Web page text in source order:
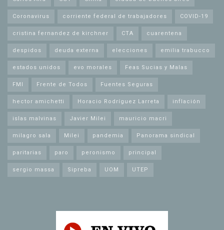
Coronavirus corriente federal de trabajadores COVID-19
cristina fernandez de kirchner CTA cuarentena
despidos deuda externa elecciones emilia trabucco
estados unidos evo morales Feas Sucias y Malas
FMI Frente de Todos Fuentes Seguras
hector amichetti Horacio Rodríguez Larreta inflación
islas malvinas Javier Milei mauricio macri
milagro sala Milei pandemia Panorama sindical
paritarias paro peronismo principal
sergio massa Sipreba UOM UTEP